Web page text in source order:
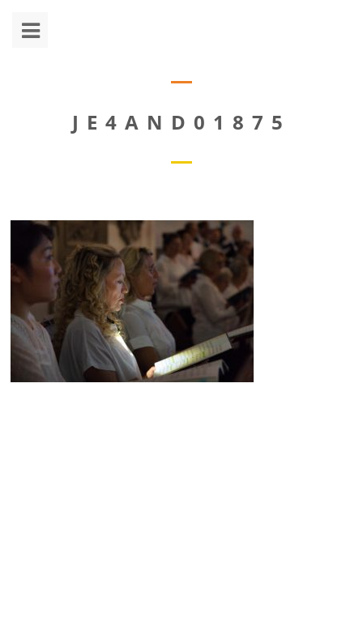
JE4AND01875